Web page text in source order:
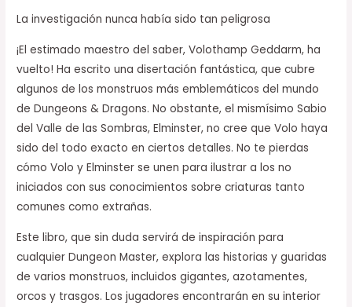
La investigación nunca había sido tan peligrosa
¡El estimado maestro del saber, Volothamp Geddarm, ha
vuelto! Ha escrito una disertación fantástica, que cubre
algunos de los monstruos más emblemáticos del mundo
de Dungeons & Dragons. No obstante, el mismísimo Sabio
del Valle de las Sombras, Elminster, no cree que Volo haya
sido del todo exacto en ciertos detalles. No te pierdas
cómo Volo y Elminster se unen para ilustrar a los no
iniciados con sus conocimientos sobre criaturas tanto
comunes como extrañas.
Este libro, que sin duda servirá de inspiración para
cualquier Dungeon Master, explora las historias y guaridas
de varios monstruos, incluidos gigantes, azotamentes,
orcos y trasgos. Los jugadores encontrarán en su interior